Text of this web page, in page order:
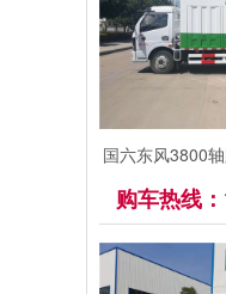
国六东风3800
购车热线